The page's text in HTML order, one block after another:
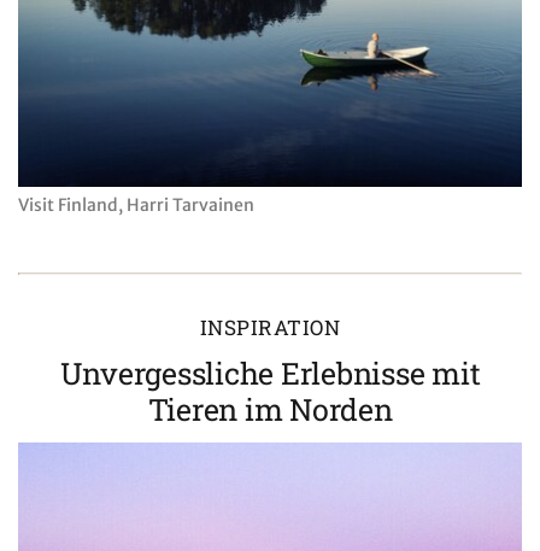
Visit Finland, Harri Tarvainen
INSPIRATION
Unvergessliche Erlebnisse mit
Tieren im Norden